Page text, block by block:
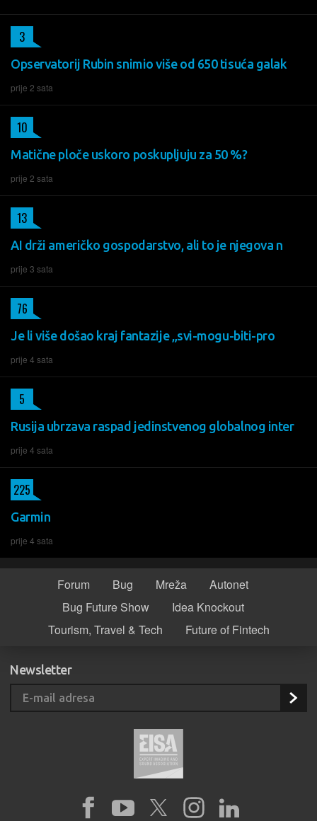
Opservatorij Rubin snimio više od 650 tisuća galak
prije 2 sata
3
Matične ploče uskoro poskupljuju za 50 %?
prije 2 sata
10
AI drži američko gospodarstvo, ali to je njegova n
prije 3 sata
13
Je li više došao kraj fantazije „svi-mogu-biti-pro
prije 4 sata
76
Rusija ubrzava raspad jedinstvenog globalnog inter
prije 4 sata
5
Garmin
prije 4 sata
225
Forum Bug Mreža
Autonet
Bug Future Show
Idea Knockout
Tourism, Travel & Tech
Future of Fintech
Newsletter